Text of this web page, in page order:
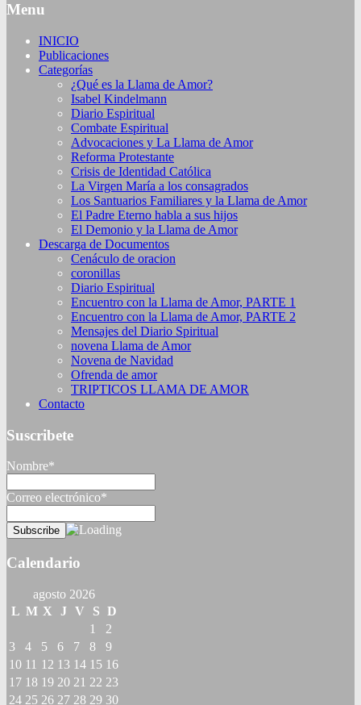
Menu
INICIO
Publicaciones
Categorías
¿Qué es la Llama de Amor?
Isabel Kindelmann
Diario Espiritual
Combate Espiritual
Advocaciones y La Llama de Amor
Reforma Protestante
Crisis de Identidad Católica
La Virgen María a los consagrados
Los Santuarios Familiares y la Llama de Amor
El Padre Eterno habla a sus hijos
El Demonio y la Llama de Amor
Descarga de Documentos
Cenáculo de oracion
coronillas
Diario Espiritual
Encuentro con la Llama de Amor, PARTE 1
Encuentro con la Llama de Amor, PARTE 2
Mensajes del Diario Spiritual
novena Llama de Amor
Novena de Navidad
Ofrenda de amor
TRIPTICOS LLAMA DE AMOR
Contacto
Suscribete
Nombre*
Correo electrónico*
Calendario
agosto 2026
L M X J V S D
1
2
3
4 5 6 7 8
9
10 11 12 13 14 15 16
17 18 19 20 21 22 23
24 25 26 27 28 29 30